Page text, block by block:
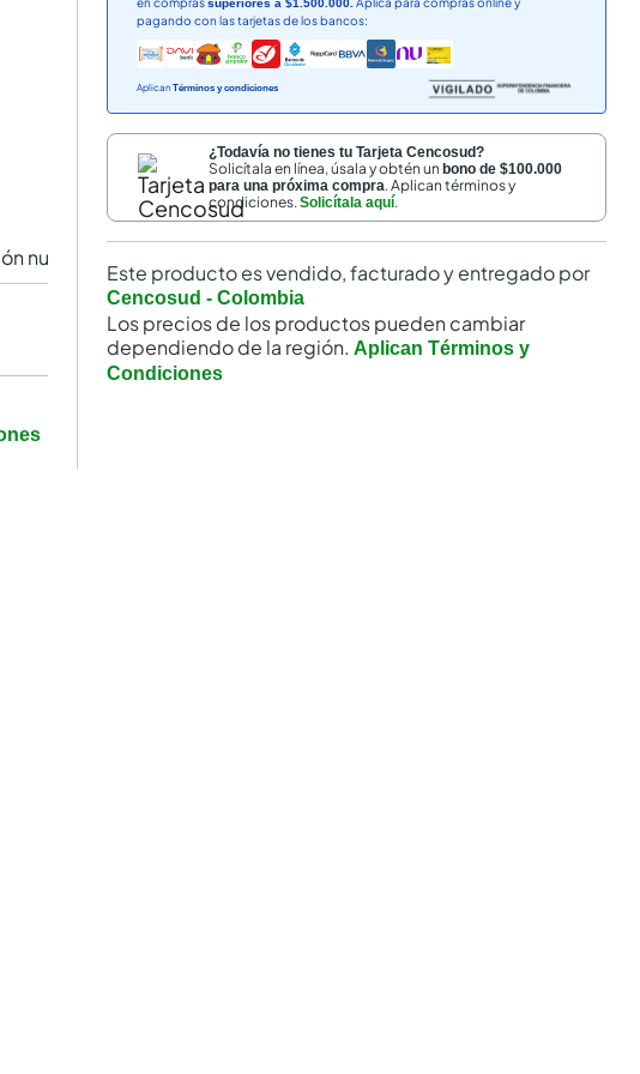
nutricional
superiores a $1.500.000.
pagando con las tarjetas de los bancos:
Aplican Términos y condiciones
¿Todavía no tienes tu Tarjeta Cencosud?
Solicítala en línea, úsala y obtén unbono de $100.000
para una próxima compra. Aplican términos y
condiciones.Solicítala aquí.
Este producto es vendido, facturado y entregado por
Cencosud - Colombia
Los precios de los productos pueden cambiar
dependiendo de la región. Aplican Términos y
Condiciones